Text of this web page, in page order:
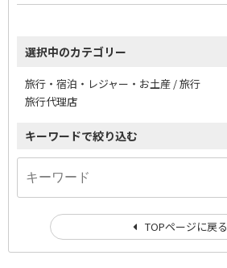
選択中のカテゴリー
旅行・宿泊・レジャー・お土産 / 旅行
旅行代理店
キーワードで絞り込む
TOPページに戻る